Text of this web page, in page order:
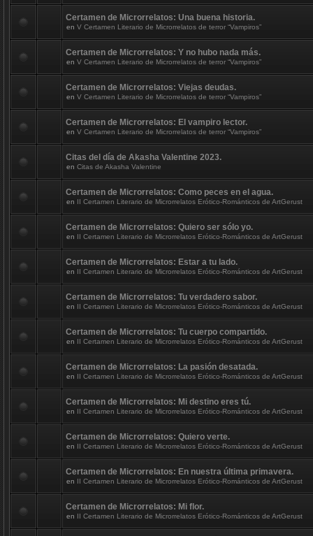
Certamen de Microrrelatos: Una buena historia.
en V Certamen Literario de Microrrelatos de terror “Vampiros”
Certamen de Microrrelatos: Y no hubo nada más.
en V Certamen Literario de Microrrelatos de terror “Vampiros”
Certamen de Microrrelatos: Viejas deudas.
en V Certamen Literario de Microrrelatos de terror “Vampiros”
Certamen de Microrrelatos: El vampiro lector.
en V Certamen Literario de Microrrelatos de terror “Vampiros”
Citas del día de Akasha Valentine 2023.
en Citas de Akasha Valentine
Certamen de Microrrelatos: Como peces en el agua.
en II Certamen Literario de Microrrelatos Erótico-Románticos de ArtGerust
Certamen de Microrrelatos: Quiero ser sólo yo.
en II Certamen Literario de Microrrelatos Erótico-Románticos de ArtGerust
Certamen de Microrrelatos: Estar a tu lado.
en II Certamen Literario de Microrrelatos Erótico-Románticos de ArtGerust
Certamen de Microrrelatos: Tu verdadero sabor.
en II Certamen Literario de Microrrelatos Erótico-Románticos de ArtGerust
Certamen de Microrrelatos: Tu cuerpo compartido.
en II Certamen Literario de Microrrelatos Erótico-Románticos de ArtGerust
Certamen de Microrrelatos: La pasión desatada.
en II Certamen Literario de Microrrelatos Erótico-Románticos de ArtGerust
Certamen de Microrrelatos: Mi destino eres tú.
en II Certamen Literario de Microrrelatos Erótico-Románticos de ArtGerust
Certamen de Microrrelatos: Quiero verte.
en II Certamen Literario de Microrrelatos Erótico-Románticos de ArtGerust
Certamen de Microrrelatos: En nuestra última primavera.
en II Certamen Literario de Microrrelatos Erótico-Románticos de ArtGerust
Certamen de Microrrelatos: Mi flor.
en II Certamen Literario de Microrrelatos Erótico-Románticos de ArtGerust